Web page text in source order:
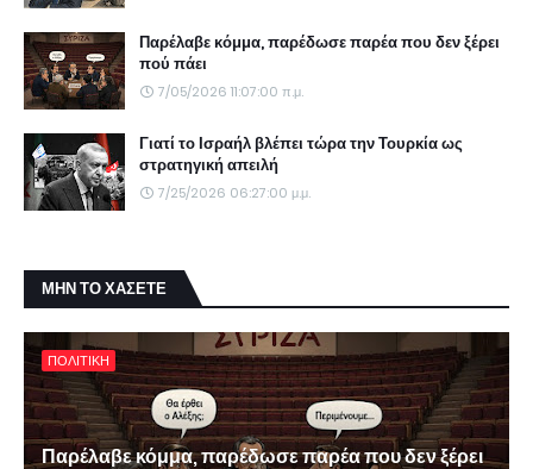
Παρέλαβε κόμμα, παρέδωσε παρέα που δεν ξέρει
πού πάει
7/05/2026 11:07:00 π.μ.
Γιατί το Ισραήλ βλέπει τώρα την Τουρκία ως
στρατηγική απειλή
7/25/2026 06:27:00 μ.μ.
ΜΗΝ ΤΟ ΧΑΣΕΤΕ
ΠΟΛΙΤΙΚΗ
Παρέλαβε κόμμα, παρέδωσε παρέα που δεν ξέρει